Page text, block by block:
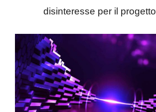
disinteresse per il progetto